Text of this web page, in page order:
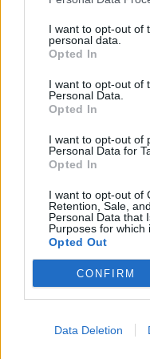
I want to opt-out of
personal data.
Opted In
I want to opt-out of
Personal Data.
Opted In
I want to opt-out of
Personal Data for
Opted In
I want to opt-out of
Retention, Sale,
Personal Data that
Purposes for which
Opted Out
CONFIRM
Data Deletion
Το όνομα και το
SHOWBIZ
Τσουβέλας: Η σχέση
δημόσια υπεράσπισή
haters - «Θα το
SHOWBIZ
Καληφώνη -
αναρτήσεις
Τραγωδία στην
πισίνα